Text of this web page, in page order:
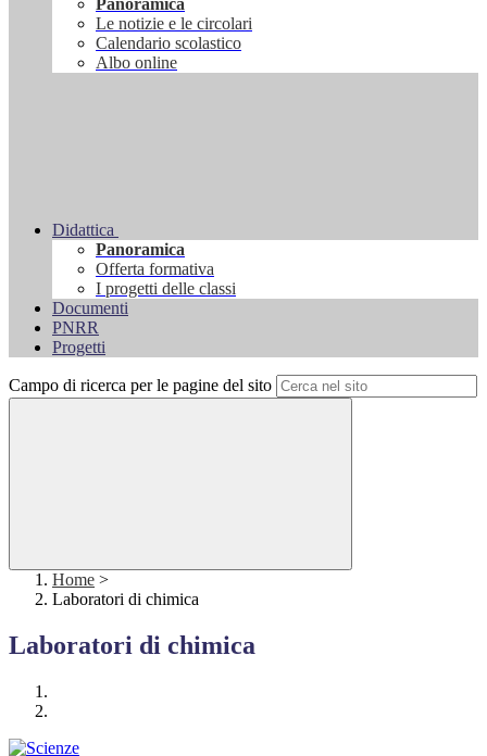
Panoramica
Le notizie e le circolari
Calendario scolastico
Albo online
Didattica
Panoramica
Offerta formativa
I progetti delle classi
Documenti
PNRR
Progetti
Campo di ricerca per le pagine del sito
Home >
Laboratori di chimica
Laboratori di chimica